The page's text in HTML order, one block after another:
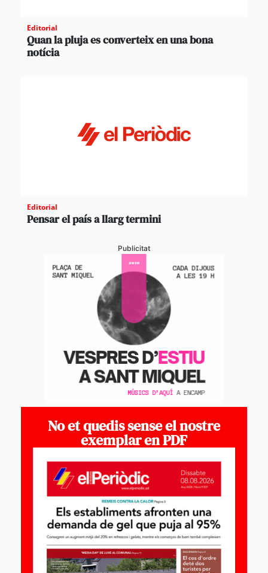
Editorial
Quan la pluja es converteix en una bona
notícia
Editorial
Pensar el país a llarg termini
Publicitat
No et quedis sense el nostre
exemplar en PDF